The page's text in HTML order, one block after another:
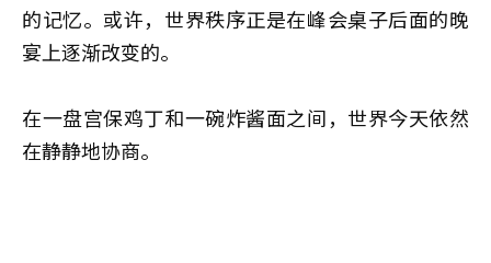
的记忆。或许，世界秩序正是在峰会桌子后面的晚
宴上逐渐改变的。
在一盘宫保鸡丁和一碗炸酱面之间，世界今天依然
在静静地协商。